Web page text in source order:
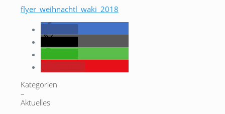
flyer_weihnachtl_waki_2018
Kategorien
–
Aktuelles